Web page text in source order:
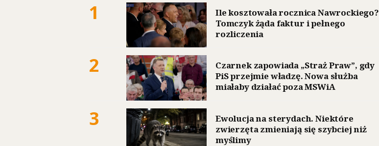
1
Ile kosztowała rocznica Nawrockiego?
Tomczyk żąda faktur i pełnego
rozliczenia
2
Czarnek zapowiada „Straż Praw”, gdy
PiS przejmie władzę. Nowa służba
miałaby działać poza MSWiA
3
Ewolucja na sterydach. Niektóre
zwierzęta zmieniają się szybciej niż
myślimy